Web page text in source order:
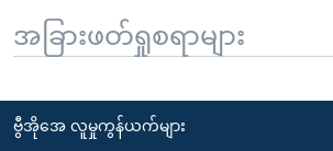
အခြားဖတ်ရှုစရာများ
ဗွီအိုအေ လူမှုကွန်ယက်များ